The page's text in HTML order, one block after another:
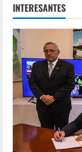
INTERESANTES